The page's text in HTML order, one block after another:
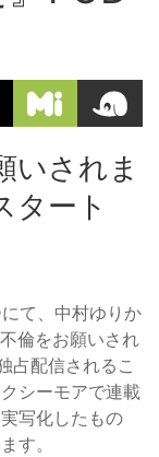
いされま
タート
て、中村ゆりか
倫をお願いされ
占配信されるこ
シーモアで連載
写化したもの
す。